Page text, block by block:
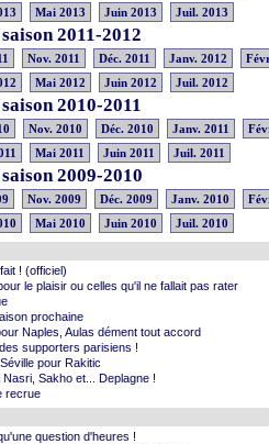
Mai 2013 Juin 2013 Juil. 2013
2011-2012
Nov. 2011 Déc. 2011 Janv. 2012
Mai 2012 Juin 2012 Juil. 2012
2010-2011
Nov. 2010 Déc. 2010 Janv. 2011
Mai 2011 Juin 2011 Juil. 2011
2009-2010
Nov. 2009 Déc. 2009 Janv. 2010
Mai 2010 Juin 2010 Juil. 2010
! (officiel)
le plaisir ou celles qu'il ne fallait pas rater
prochaine
Naples, Aulas dément tout accord
supporters parisiens !
pour Rakitic
Nasri, Sakho et... Deplagne !
recrue
question d'heures !